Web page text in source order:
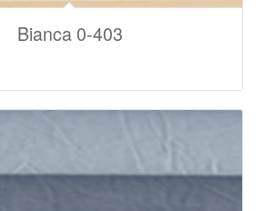
Bianca 0-403